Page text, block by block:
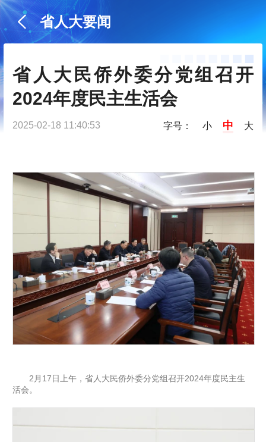
省人大要闻
省人大民侨外委分党组召开
2024年度民主生活会
2025-02-18 11:40:53 字号： 小 中 大
2月17日上午，省人大民侨外委分党组召开2024年度民主生
活会。